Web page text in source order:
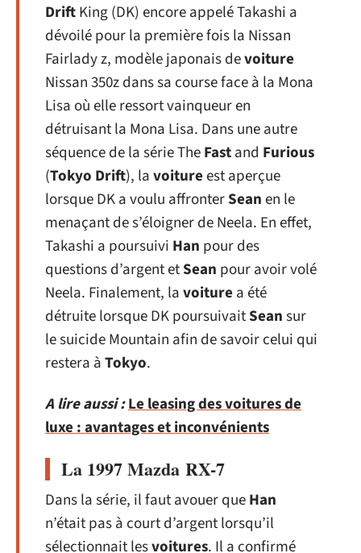
DriftKing (DK) encore appelé Takashi a
dévoilé pour la première fois la Nissan
Fairlady z, modèle japonais devoiture
Nissan 350z dans sa course face à la Mona
Lisa où elle ressort vainqueur en
détruisant la Mona Lisa. Dans une autre
séquence de la série TheFastand Furious
(Tokyo Drift), lavoitureest aperçue
lorsque DK a voulu affronterSeanen le
menaçant de s’éloigner de Neela. En effet,
Takashi a poursuivi Han pour des
questions d’argent etSean pour avoir volé
Neela. Finalement, lavoiture a été
détruite lorsque DK poursuivaitSeansur
le suicide Mountain afin de savoir celui qui
restera àTokyo.
A lire aussi :Le leasing des voitures de
luxe : avantages et inconvénients
La 1997 Mazda RX-7
Dans la série, il faut avouer queHan
n’était pas à court d’argent lorsqu’il
sélectionnait lesvoitures. Il a confirmé